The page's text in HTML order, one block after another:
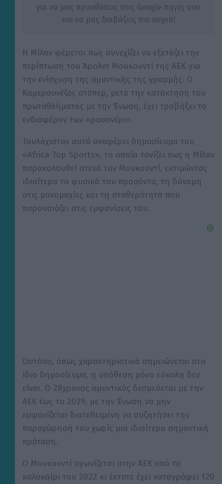
για να μας προσθέσεις στις Google πηγές σου
και να μας διαβάζεις πιο συχνά!
Η Μίλαν φέρεται πως συνεχίζει να εξετάζει την
περίπτωση του Άρολντ Μουκουντί της ΑΕΚ για
την ενίσχυση της αμυντικής της γραμμής. Ο
Καμερουνέζος στόπερ, μετά την κατάκτηση του
πρωταθλήματος με την Ένωση, έχει τραβήξει το
ενδιαφέρον των «ροσονέρι».
Τουλάχιστον αυτό αναφέρει δημοσίευμα του
«Africa Top Sports», το οποίο τονίζει πως η Μίλαν
παρακολουθεί στενά τον Μουκουντί, εκτιμώντας
ιδιαίτερα τα φυσικά του προσόντα, τη δύναμη
στις μονομαχίες και τη σταθερότητα που
παρουσιάζει στις εμφανίσεις του.
Ωστόσο, όπως χαρακτηριστικά σημειώνεται στο
ίδιο δημοσίευμα, η υπόθεση μόνο εύκολη δεν
είναι. Ο 28χρονος αμυντικός δεσμεύεται με την
ΑΕΚ έως το 2029, με την Ένωση να μην
εμφανίζεται διατεθειμένη να συζητήσει την
παραχώρησή του χωρίς μια ιδιαίτερα σημαντική
πρόταση.
Ο Μουκουντί αγωνίζεται στην ΑΕΚ από το
καλοκαίρι του 2022 κι έκτοτε έχει καταγράψει 120